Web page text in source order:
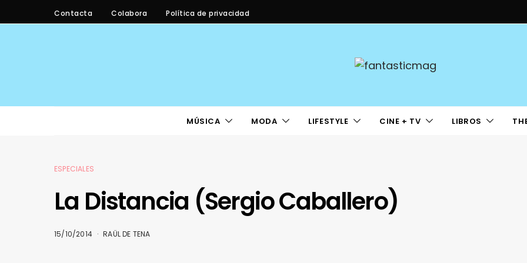
Contacta Colabora Política de privacidad
MÚSICA MODA LIFESTYLE CINE + TV LIBROS
ESPECIALES
La Distancia (Sergio Caballero)
15/10/2014 RAÜL DE TENA